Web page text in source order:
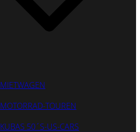
MIETWAGEN
MOTORRAD-TOUREN
KUBAS 50´S-US-CARS